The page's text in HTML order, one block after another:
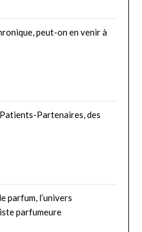
peut-on en venir à
Partenaires, des
parfum, l’univers
parfumeure